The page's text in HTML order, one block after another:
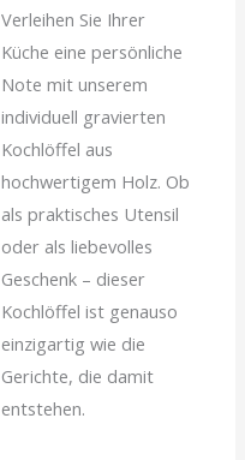
Verleihen Sie Ihrer
Küche eine persönliche
Note mit unserem
individuell gravierten
Kochlöffel aus
hochwertigem Holz. Ob
als praktisches Utensil
oder als liebevolles
Geschenk – dieser
Kochlöffel ist genauso
einzigartig wie die
Gerichte, die damit
entstehen.